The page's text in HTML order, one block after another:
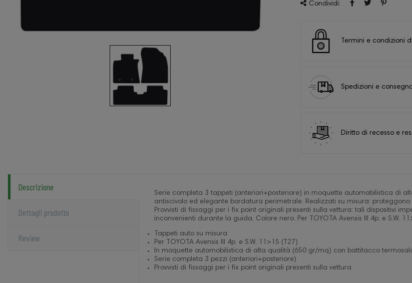
Condividi:
Termini e condizioni
Spedizioni e
Diritto di recesso e
Descrizione
Dettagli prodotto
Review
Serie completa 3 tappeti (anteriori+posteriore) in moquette automobilistica di
antiscivolo ed elegante bordatura perimetrale. Realizzati su misura:
Provvisti di fissaggi per i fix point originali presenti sulla vettura: tali dispositivi
inconvenienti durante la guida. Colore nero. Per TOYOTA Avensis III 4p. e S.W.
Tappeti auto su misura
Per TOYOTA Avensis III 4p. e S.W. 11>15 (T27)
In moquette automobilistica di alta qualità (650 gr/mq) con battitacco
Serie completa 3 pezzi (anteriori+posteriore)
Provvisti di fissaggi per i fix point originali presenti sulla vettura